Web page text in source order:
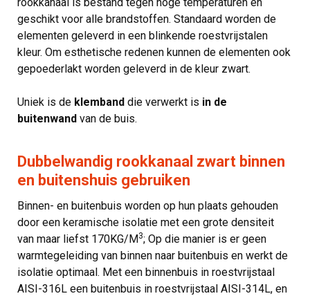
geschikt voor alle brandstoffen. Standaard worden de
elementen geleverd in een blinkende roestvrijstalen
kleur. Om esthetische redenen kunnen de elementen ook
gepoederlakt worden geleverd in de kleur zwart.
Uniek is de klemband die verwerkt is in de
buitenwand van de buis.
Dubbelwandig rookkanaal zwart binnen
en buitenshuis gebruiken
Binnen- en buitenbuis worden op hun plaats gehouden
door een keramische isolatie met een grote densiteit
van maar liefst 170KG/M3; Op die manier is er geen
warmtegeleiding van binnen naar buitenbuis en werkt de
isolatie optimaal. Met een binnenbuis in roestvrijstaal
AISI-316L een buitenbuis in roestvrijstaal AISI-314L, en